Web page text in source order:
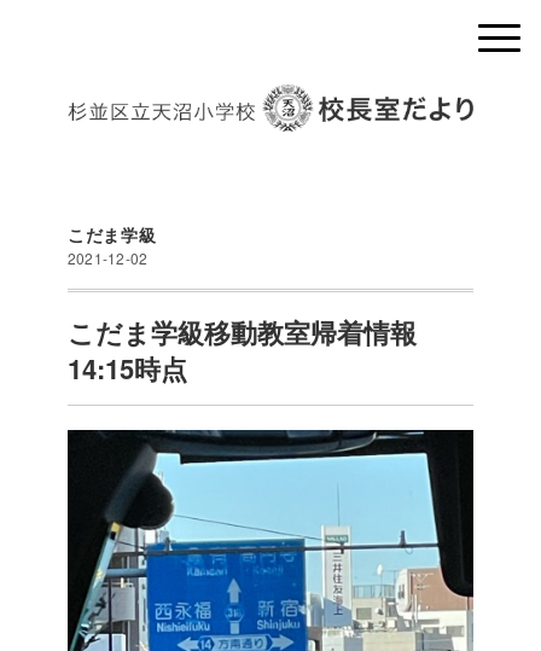
こだま学級
2021-12-02
こだま学級移動教室帰着情報
14:15時点